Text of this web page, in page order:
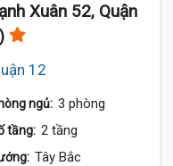
Xuân 52, Quận
12
ngủ: 3 phòng
tầng: 2 tầng
Tây Bắc